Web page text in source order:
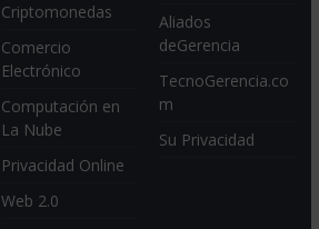
Criptomonedas
Comercio
Electrónico
Computación en
La Nube
Privacidad Online
Web 2.0
Aliados
deGerencia
TecnoGerencia.co
m
Su Privacidad